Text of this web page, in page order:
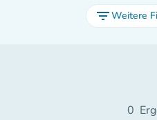
filter_listWeitere
0